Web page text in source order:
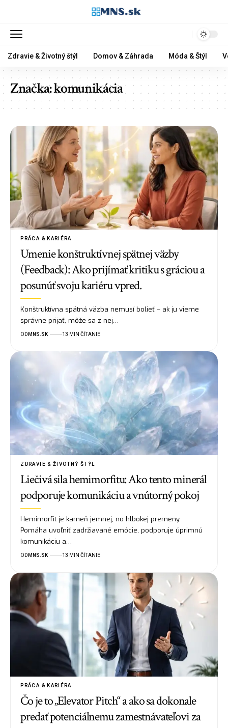
Zdravie & Životný štýl Domov & Záhrada Móda & Štýl
Značka:komunikácia
PRÁCA & KARIÉRA
Umenie konštruktívnej spätnej väzby
(Feedback): Ako prijímať kritiku s gráciou a
posunúť svoju kariéru vpred.
Konštruktívna spätná väzba nemusí bolieť – ak ju vieme
správne prijať, môže sa z nej…
OD MNS.SK 13 MIN ČÍTANIE
ZDRAVIE & ŽIVOTNÝ ŠTÝL
Liečivá sila hemimorfitu: Ako tento minerál
podporuje komunikáciu a vnútorný pokoj
Hemimorfit je kameň jemnej, no hlbokej premeny.
Pomáha uvoľniť zadržiavané emócie, podporuje úprimnú
komunikáciu a…
OD MNS.SK 13 MIN ČÍTANIE
PRÁCA & KARIÉRA
Čo je to „Elevator Pitch“ a ako sa dokonale
predať potenciálnemu zamestnávateľovi za